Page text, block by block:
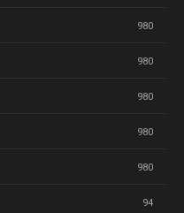
980
980
980
980
980
94